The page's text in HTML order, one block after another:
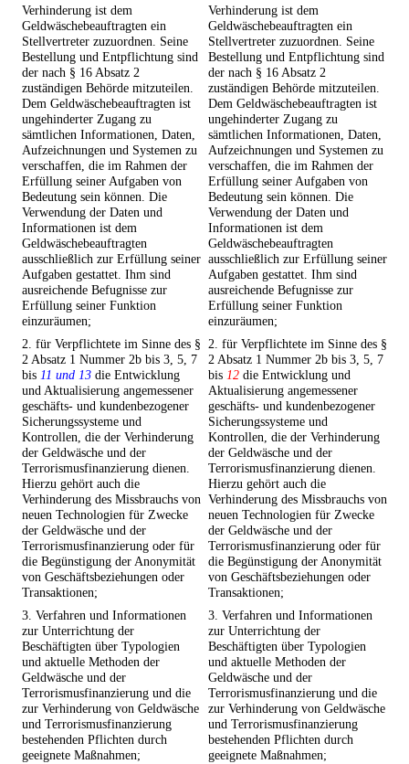
Verhinderung ist dem
Geldwäschebeauftragten ein
Stellvertreter zuzuordnen. Seine
Bestellung und Entpflichtung sind
der nach § 16 Absatz 2
zuständigen Behörde mitzuteilen.
Dem Geldwäschebeauftragten ist
ungehinderter Zugang zu
sämtlichen Informationen, Daten,
Aufzeichnungen und Systemen zu
verschaffen, die im Rahmen der
Erfüllung seiner Aufgaben von
Bedeutung sein können. Die
Verwendung der Daten und
Informationen ist dem
Geldwäschebeauftragten
ausschließlich zur Erfüllung seiner
Aufgaben gestattet. Ihm sind
ausreichende Befugnisse zur
Erfüllung seiner Funktion
einzuräumen;
Verhinderung ist dem
Geldwäschebeauftragten ein
Stellvertreter zuzuordnen. Seine
Bestellung und Entpflichtung sind
der nach § 16 Absatz 2
zuständigen Behörde mitzuteilen.
Dem Geldwäschebeauftragten ist
ungehinderter Zugang zu
sämtlichen Informationen, Daten,
Aufzeichnungen und Systemen zu
verschaffen, die im Rahmen der
Erfüllung seiner Aufgaben von
Bedeutung sein können. Die
Verwendung der Daten und
Informationen ist dem
Geldwäschebeauftragten
ausschließlich zur Erfüllung seiner
Aufgaben gestattet. Ihm sind
ausreichende Befugnisse zur
Erfüllung seiner Funktion
einzuräumen;
2. für Verpflichtete im Sinne des §
2 Absatz 1 Nummer 2b bis 3, 5, 7
bis 11 und 13 die Entwicklung
und Aktualisierung angemessener
geschäfts- und kundenbezogener
Sicherungssysteme und
Kontrollen, die der Verhinderung
der Geldwäsche und der
Terrorismusfinanzierung dienen.
Hierzu gehört auch die
Verhinderung des Missbrauchs von
neuen Technologien für Zwecke
der Geldwäsche und der
Terrorismusfinanzierung oder für
die Begünstigung der Anonymität
von Geschäftsbeziehungen oder
Transaktionen;
2. für Verpflichtete im Sinne des §
2 Absatz 1 Nummer 2b bis 3, 5, 7
bis 12 die Entwicklung und
Aktualisierung angemessener
geschäfts- und kundenbezogener
Sicherungssysteme und
Kontrollen, die der Verhinderung
der Geldwäsche und der
Terrorismusfinanzierung dienen.
Hierzu gehört auch die
Verhinderung des Missbrauchs von
neuen Technologien für Zwecke
der Geldwäsche und der
Terrorismusfinanzierung oder für
die Begünstigung der Anonymität
von Geschäftsbeziehungen oder
Transaktionen;
3. Verfahren und Informationen
zur Unterrichtung der
Beschäftigten über Typologien
und aktuelle Methoden der
Geldwäsche und der
Terrorismusfinanzierung und die
zur Verhinderung von Geldwäsche
und Terrorismusfinanzierung
bestehenden Pflichten durch
geeignete Maßnahmen;
3. Verfahren und Informationen
zur Unterrichtung der
Beschäftigten über Typologien
und aktuelle Methoden der
Geldwäsche und der
Terrorismusfinanzierung und die
zur Verhinderung von Geldwäsche
und Terrorismusfinanzierung
bestehenden Pflichten durch
geeignete Maßnahmen;